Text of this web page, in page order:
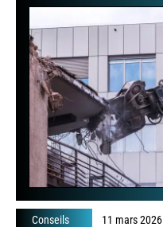
Conseils 11 mars 2026